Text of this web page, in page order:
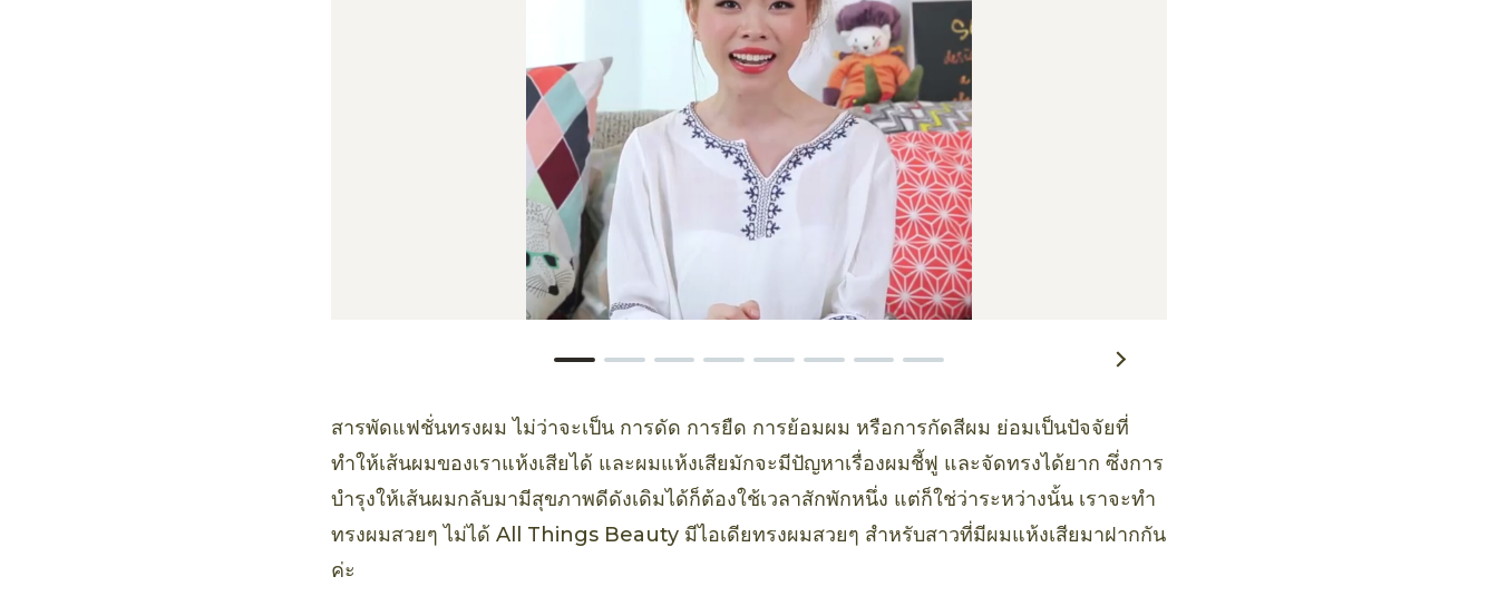
สารพัดแฟชั่นทรงผม ไม่ว่าจะเป็น การดัด การยืด การย้อมผม หรือการกัดสีผม ย่อมเป็นปัจจัยที่
ทำให้เส้นผมของเราแห้งเสียได้ และผมแห้งเสียมักจะมีปัญหาเรื่องผมชี้ฟู และจัดทรงได้ยาก ซึ่งการ
บำรุงให้เส้นผมกลับมามีสุขภาพดีดังเดิมได้ก็ต้องใช้เวลาสักพักหนึ่ง แต่ก็ใช่ว่าระหว่างนั้น เราจะทำ
ทรงผมสวยๆ ไม่ได้ All Things Beauty มีไอเดียทรงผมสวยๆ สำหรับสาวที่มีผมแห้งเสียมาฝากกัน
ค่ะ